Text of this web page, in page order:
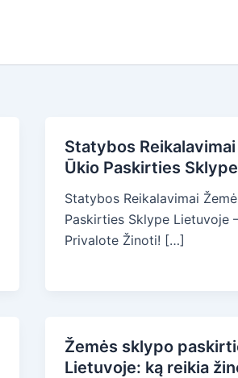
Statybos
Ūkio Paskirties
Statybos Reikalavimai
Paskirties Sklype Lietuvoje
Privalote Žinoti! […]
Žemės sklypo
Lietuvoje: ką reikia